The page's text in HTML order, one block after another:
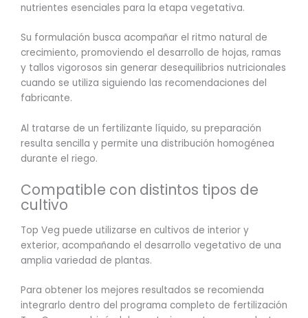
nutrientes esenciales para la etapa vegetativa.
Su formulación busca acompañar el ritmo natural de
crecimiento, promoviendo el desarrollo de hojas, ramas
y tallos vigorosos sin generar desequilibrios nutricionales
cuando se utiliza siguiendo las recomendaciones del
fabricante.
Al tratarse de un fertilizante líquido, su preparación
resulta sencilla y permite una distribución homogénea
durante el riego.
Compatible con distintos tipos de
cultivo
Top Veg puede utilizarse en cultivos de interior y
exterior, acompañando el desarrollo vegetativo de una
amplia variedad de plantas.
Para obtener los mejores resultados se recomienda
integrarlo dentro del programa completo de fertilización